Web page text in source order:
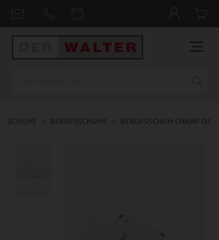
SCHUHE › BERUFSSCHUHE › BERUFSSCHUH CHAMP O2